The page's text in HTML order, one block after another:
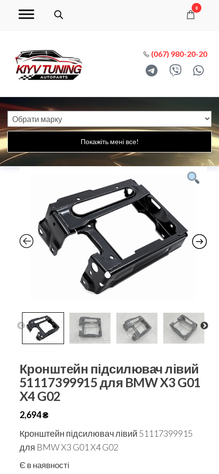
0
(067) 980-20-20
Покажіть мені все!
Кронштейн підсилювач лівий
51117399915 для BMW X3 G01
X4 G02
2,694₴
Кронштейн підсилювач лівий 51117399915
для BMW X3 G01 X4 G02
Є в наявності